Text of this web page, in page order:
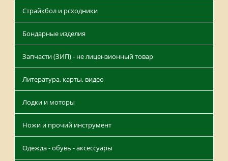
Страйкбол и рсходники
Бондарные изделия
Запчасти (ЗИП) - не лицензионный товар
Литература, карты, видео
Лодки и моторы
Ножи и прочий инструмент
Одежда - обувь - аксессуары